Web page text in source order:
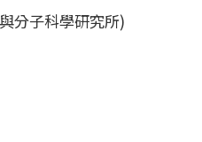
分子科學研究所)